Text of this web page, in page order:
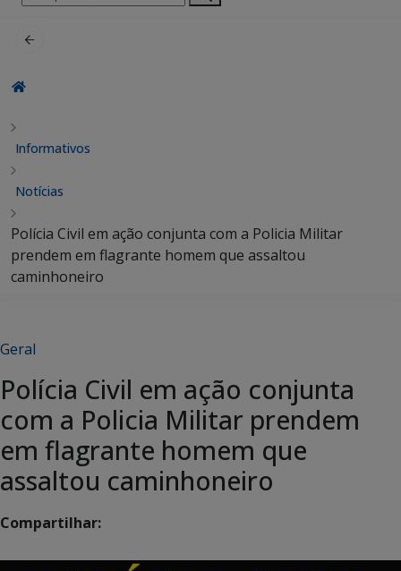
por:
Informativos
Notícias
Polícia Civil em ação conjunta com a Policia Militar
prendem em flagrante homem que assaltou
caminhoneiro
Geral
Polícia Civil em ação conjunta
com a Policia Militar prendem
em flagrante homem que
assaltou caminhoneiro
Compartilhar: